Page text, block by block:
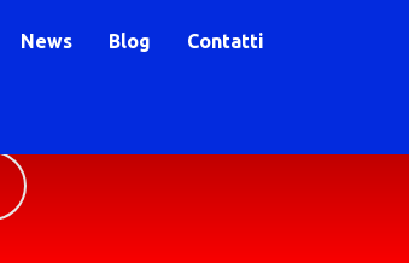
News Blog Contatti